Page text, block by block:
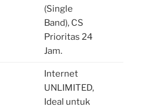
(Single
Band), CS
Prioritas 24
Jam.
Internet
UNLIMITED,
Ideal untuk